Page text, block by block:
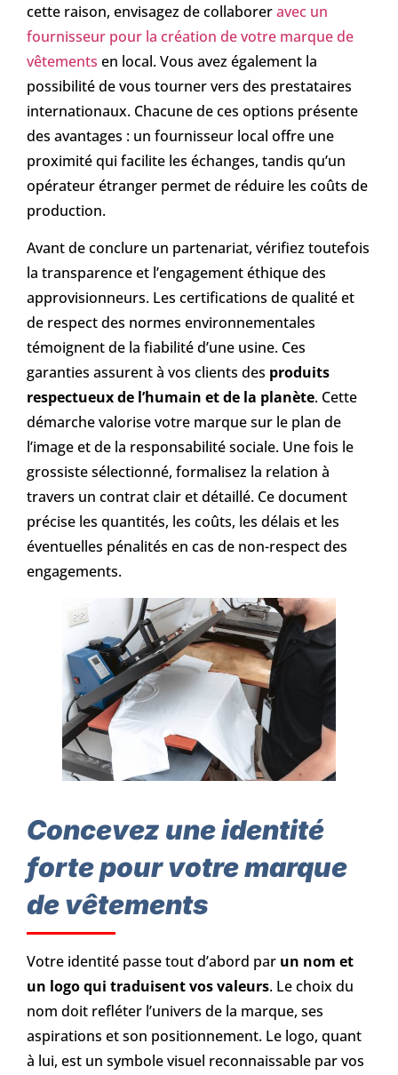
cette raison, envisagez de collaboreravec un
fournisseur pour la création de votre marque de
vêtements en local. Vous avez également la
possibilité de vous tourner vers des prestataires
internationaux. Chacune de ces options présente
des avantages : un fournisseur local offre une
proximité qui facilite les échanges, tandis qu’un
opérateur étranger permet de réduire les coûts de
production.
Avant de conclure un partenariat, vérifiez toutefois
la transparence et l’engagement éthique des
approvisionneurs. Les certifications de qualité et
de respect des normes environnementales
témoignent de la fiabilité d’une usine. Ces
garanties assurent à vos clients des produits
respectueux de l’humain et de la planète. Cette
démarche valorise votre marque sur le plan de
l’image et de la responsabilité sociale. Une fois le
grossiste sélectionné, formalisez la relation à
travers un contrat clair et détaillé. Ce document
précise les quantités, les coûts, les délais et les
éventuelles pénalités en cas de non-respect des
engagements.
Concevez une identité
forte pour votre marque
de vêtements
Votre identité passe tout d’abord par un nom et
un logo qui traduisent vos valeurs. Le choix du
nom doit refléter l’univers de la marque, ses
aspirations et son positionnement. Le logo, quant
à lui, est un symbole visuel reconnaissable par vos